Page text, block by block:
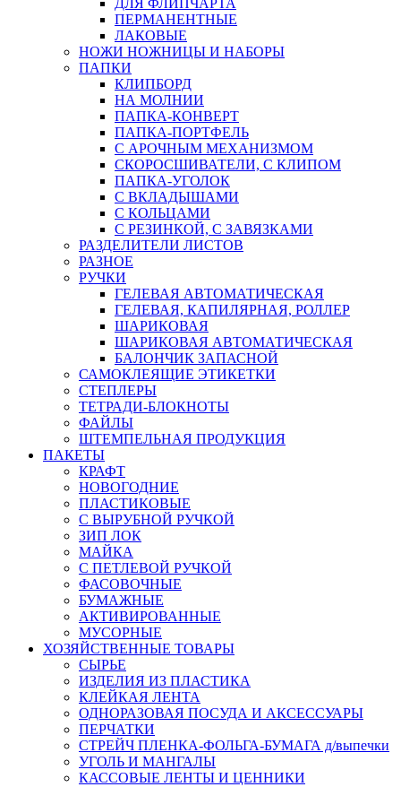
ДЛЯ ФЛИПЧАРТА
ПЕРМАНЕНТНЫЕ
ЛАКОВЫЕ
НОЖИ НОЖНИЦЫ И НАБОРЫ
ПАПКИ
КЛИПБОРД
НА МОЛНИИ
ПАПКА-КОНВЕРТ
ПАПКА-ПОРТФЕЛЬ
С АРОЧНЫМ МЕХАНИЗМОМ
СКОРОСШИВАТЕЛИ, С КЛИПОМ
ПАПКА-УГОЛОК
С ВКЛАДЫШАМИ
С КОЛЬЦАМИ
С РЕЗИНКОЙ, С ЗАВЯЗКАМИ
РАЗДЕЛИТЕЛИ ЛИСТОВ
РАЗНОЕ
РУЧКИ
ГЕЛЕВАЯ АВТОМАТИЧЕСКАЯ
ГЕЛЕВАЯ, КАПИЛЯРНАЯ, РОЛЛЕР
ШАРИКОВАЯ
ШАРИКОВАЯ АВТОМАТИЧЕСКАЯ
БАЛОНЧИК ЗАПАСНОЙ
САМОКЛЕЯЩИЕ ЭТИКЕТКИ
СТЕПЛЕРЫ
ТЕТРАДИ-БЛОКНОТЫ
ФАЙЛЫ
ШТЕМПЕЛЬНАЯ ПРОДУКЦИЯ
ПАКЕТЫ
КРАФТ
НОВОГОДНИЕ
ПЛАСТИКОВЫЕ
С ВЫРУБНОЙ РУЧКОЙ
ЗИП ЛОК
МАЙКА
С ПЕТЛЕВОЙ РУЧКОЙ
ФАСОВОЧНЫЕ
БУМАЖНЫЕ
АКТИВИРОВАННЫЕ
МУСОРНЫЕ
ХОЗЯЙСТВЕННЫЕ ТОВАРЫ
СЫРЬЕ
ИЗДЕЛИЯ ИЗ ПЛАСТИКА
КЛЕЙКАЯ ЛЕНТА
ОДНОРАЗОВАЯ ПОСУДА И АКСЕССУАРЫ
ПЕРЧАТКИ
СТРЕЙЧ ПЛЕНКА-ФОЛЬГА-БУМАГА д/выпечки
УГОЛЬ И МАНГАЛЫ
КАССОВЫЕ ЛЕНТЫ И ЦЕННИКИ